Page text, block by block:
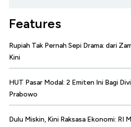
Features
Rupiah Tak Pernah Sepi Drama: dari
Kini
HUT Pasar Modal: 2 Emiten Ini Bagi
Prabowo
Dulu Miskin, Kini Raksasa Ekonomi: RI